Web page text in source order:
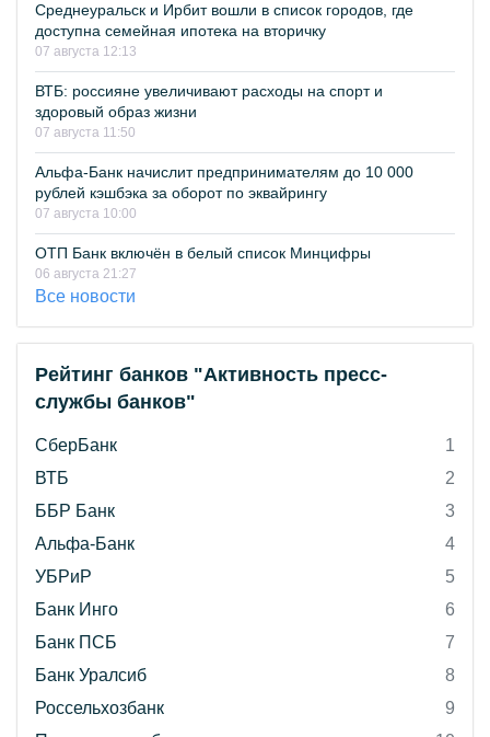
Среднеуральск и Ирбит вошли в список городов, где
доступна семейная ипотека на вторичку
07 августа 12:13
ВТБ: россияне увеличивают расходы на спорт и
здоровый образ жизни
07 августа 11:50
Альфа-Банк начислит предпринимателям до 10 000
рублей кэшбэка за оборот по эквайрингу
07 августа 10:00
ОТП Банк включён в белый список Минцифры
06 августа 21:27
Все новости
Рейтинг банков "Активность пресс-
службы банков"
СберБанк
1
ВТБ
2
ББР Банк
3
Альфа-Банк
4
УБРиР
5
Банк Инго
6
Банк ПСБ
7
Банк Уралсиб
8
Россельхозбанк
9